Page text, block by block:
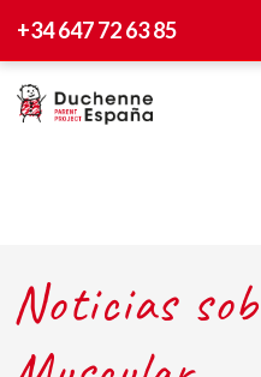
+34 647 72 63 85
Noticias